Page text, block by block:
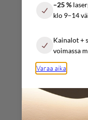
–25 %
klo 9–14
Kainalot +
voimassa
Varaa aika
10:00 – 17:00
Sopimuksen mukaan